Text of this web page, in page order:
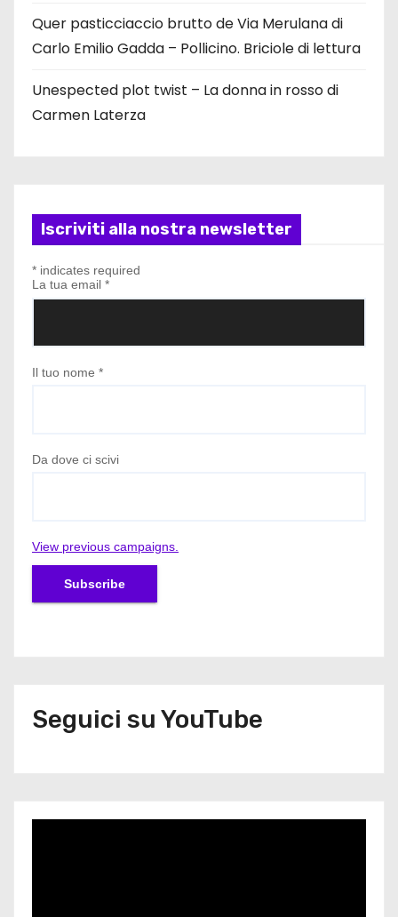
Quer pasticciaccio brutto de Via Merulana di
Carlo Emilio Gadda – Pollicino. Briciole di lettura
Unespected plot twist – La donna in rosso di
Carmen Laterza
Iscriviti alla nostra newsletter
* indicates required
La tua email *
Il tuo nome *
Da dove ci scivi
View previous campaigns.
Seguici su YouTube